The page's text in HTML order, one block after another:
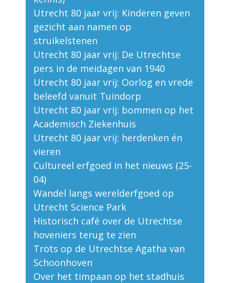
Utrecht 80 jaar vrij: Kinderen geven
gezicht aan namen op
struikelstenen
Utrecht 80 jaar vrij: De Utrechtse
pers in de meidagen van 1940
Utrecht 80 jaar vrij: Oorlog en vrede
beleefd vanuit Tuindorp
Utrecht 80 jaar vrij: bommen op het
Academisch Ziekenhuis
Utrecht 80 jaar vrij: herdenken én
vieren
Cultureel erfgoed in het nieuws (25-
04)
Wandel langs werelderfgoed op
Utrecht Science Park
Historisch café over de Utrechtse
hoveniers terug te zien
Trots op de Utrechtse Agatha van
Schoonhoven
Over het timpaan op het stadhuis